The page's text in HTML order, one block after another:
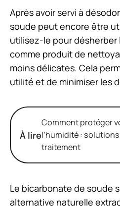
Après avoir servi à
soude peut encore être
utilisez-le pour désherber
comme produit de
moins délicates. Cela
utilité et de minimiser les
À lire
Comment protéger
l’humidité :
traitement
Le bicarbonate de soude
alternative naturelle